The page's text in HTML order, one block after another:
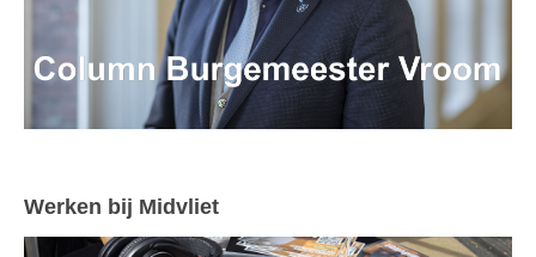
Werken bij Midvliet